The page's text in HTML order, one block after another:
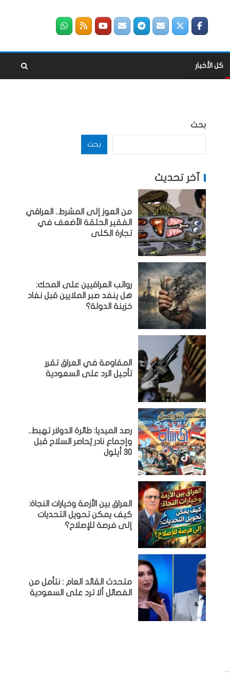
كل الأخبار
بحث
بحث
آخر تحديث
من العوز إلى المشرط.. العراقي
الفقير الحلقة الأضعف في
تجارة الكلى
رواتب العراقيين على المحك:
هل ينفد صبر الملايين قبل نفاد
خزينة الدولة؟
المقاومة في العراق تقرر
تأجيل الرد على السعودية
رصد الميديا: طائرة الدولار تهبط..
وإجماع نادر يُحاصر السلاح قبل
30 أيلول
العراق بين الأزمة وخيارات النجاة:
كيف يمكن تحويل التحديات
إلى فرصة للإصلاح؟
متحدث القائد العام : نتأمل من
الفصائل ألا ترد على السعودية